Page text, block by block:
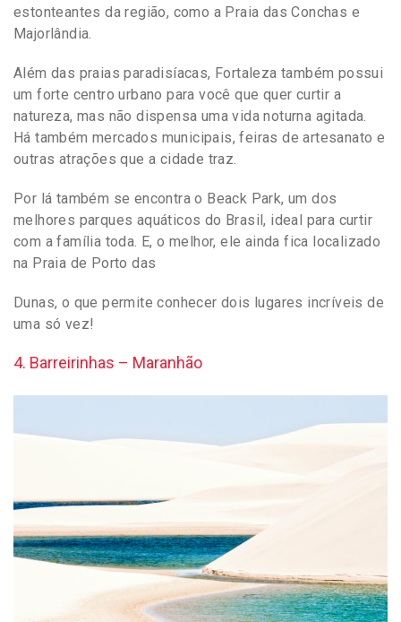
estonteantes da região, como a Praia das Conchas e
Majorlândia.
Além das praias paradisíacas, Fortaleza também possui
um forte centro urbano para você que quer curtir a
natureza, mas não dispensa uma vida noturna agitada.
Há também mercados municipais, feiras de artesanato e
outras atrações que a cidade traz.
Por lá também se encontra o Beack Park, um dos
melhores parques aquáticos do Brasil, ideal para curtir
com a família toda. E, o melhor, ele ainda fica localizado
na Praia de Porto das
Dunas, o que permite conhecer dois lugares incríveis de
uma só vez!
4. Barreirinhas – Maranhão